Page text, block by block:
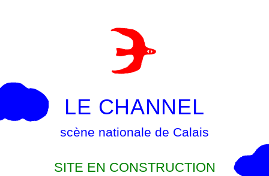
LE CHANNEL
scène nationale de Calais
SITE EN CONSTRUCTION